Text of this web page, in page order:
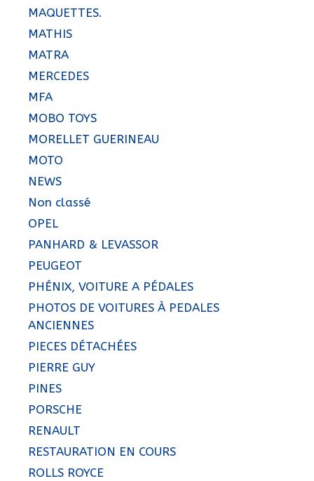
MAQUETTES.
MATHIS
MATRA
MERCEDES
MFA
MOBO TOYS
MORELLET GUERINEAU
MOTO
NEWS
Non classé
OPEL
PANHARD & LEVASSOR
PEUGEOT
PHÉNIX, VOITURE A PÉDALES
PHOTOS DE VOITURES À PEDALES
ANCIENNES
PIECES DÉTACHÉES
PIERRE GUY
PINES
PORSCHE
RENAULT
RESTAURATION EN COURS
ROLLS ROYCE